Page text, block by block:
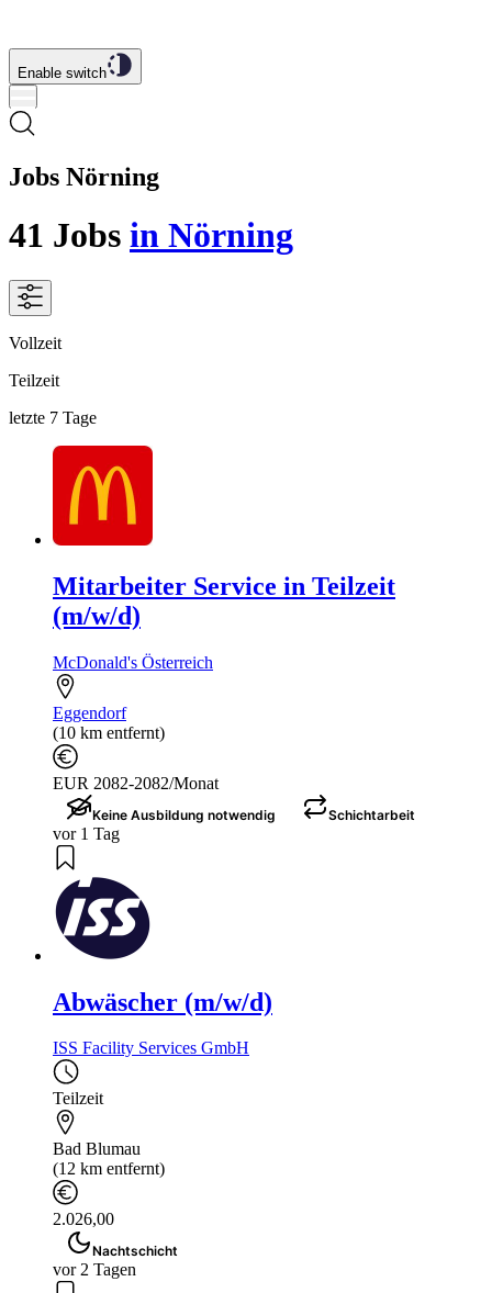
Enable switch
Jobs Nörning
41 Jobs in Nörning
Vollzeit
Teilzeit
letzte 7 Tage
Mitarbeiter Service in Teilzeit
(m/w/d)
McDonald's Österreich
Eggendorf
(10 km entfernt)
EUR 2082-2082/Monat
Keine Ausbildung notwendig Schichtarbeit
vor 1 Tag
Abwäscher (m/w/d)
ISS Facility Services GmbH
Teilzeit
Bad Blumau
(12 km entfernt)
2.026,00
Nachtschicht
vor 2 Tagen